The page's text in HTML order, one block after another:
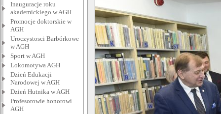
Inauguracje roku
akademickiego w AGH
Promocje doktorskie w
AGH
Uroczystosci Barbórkowe
w AGH
Sport w AGH
Lokomotywa AGH
Dzień Edukacji
Narodowej w AGH
Dzień Hutnika w AGH
Profesorowie honorowi
AGH